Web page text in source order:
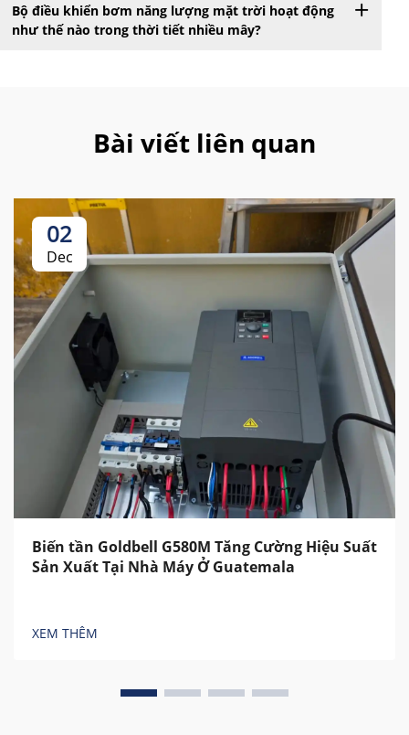
Bộ điều khiển bơm năng lượng mặt trời hoạt động
như thế nào trong thời tiết nhiều mây?
Bài viết liên quan
02
Dec
Biến tần Goldbell G580M Tăng Cường Hiệu Suất
Sản Xuất Tại Nhà Máy Ở Guatemala
XEM THÊM